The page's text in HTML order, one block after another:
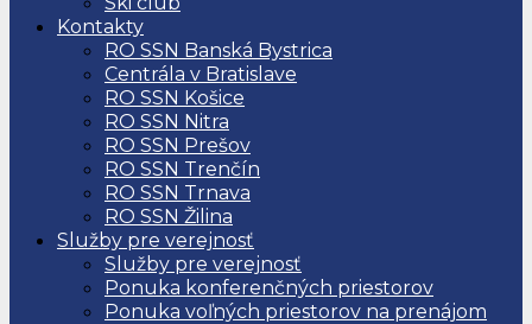
Kontakty
RO SSN Banská Bystrica
Centrála v Bratislave
RO SSN Košice
RO SSN Nitra
RO SSN Prešov
RO SSN Trenčín
RO SSN Trnava
RO SSN Žilina
Služby pre verejnosť
Služby pre verejnosť
Ponuka konferenčných priestorov
Ponuka voľných priestorov na prenájom